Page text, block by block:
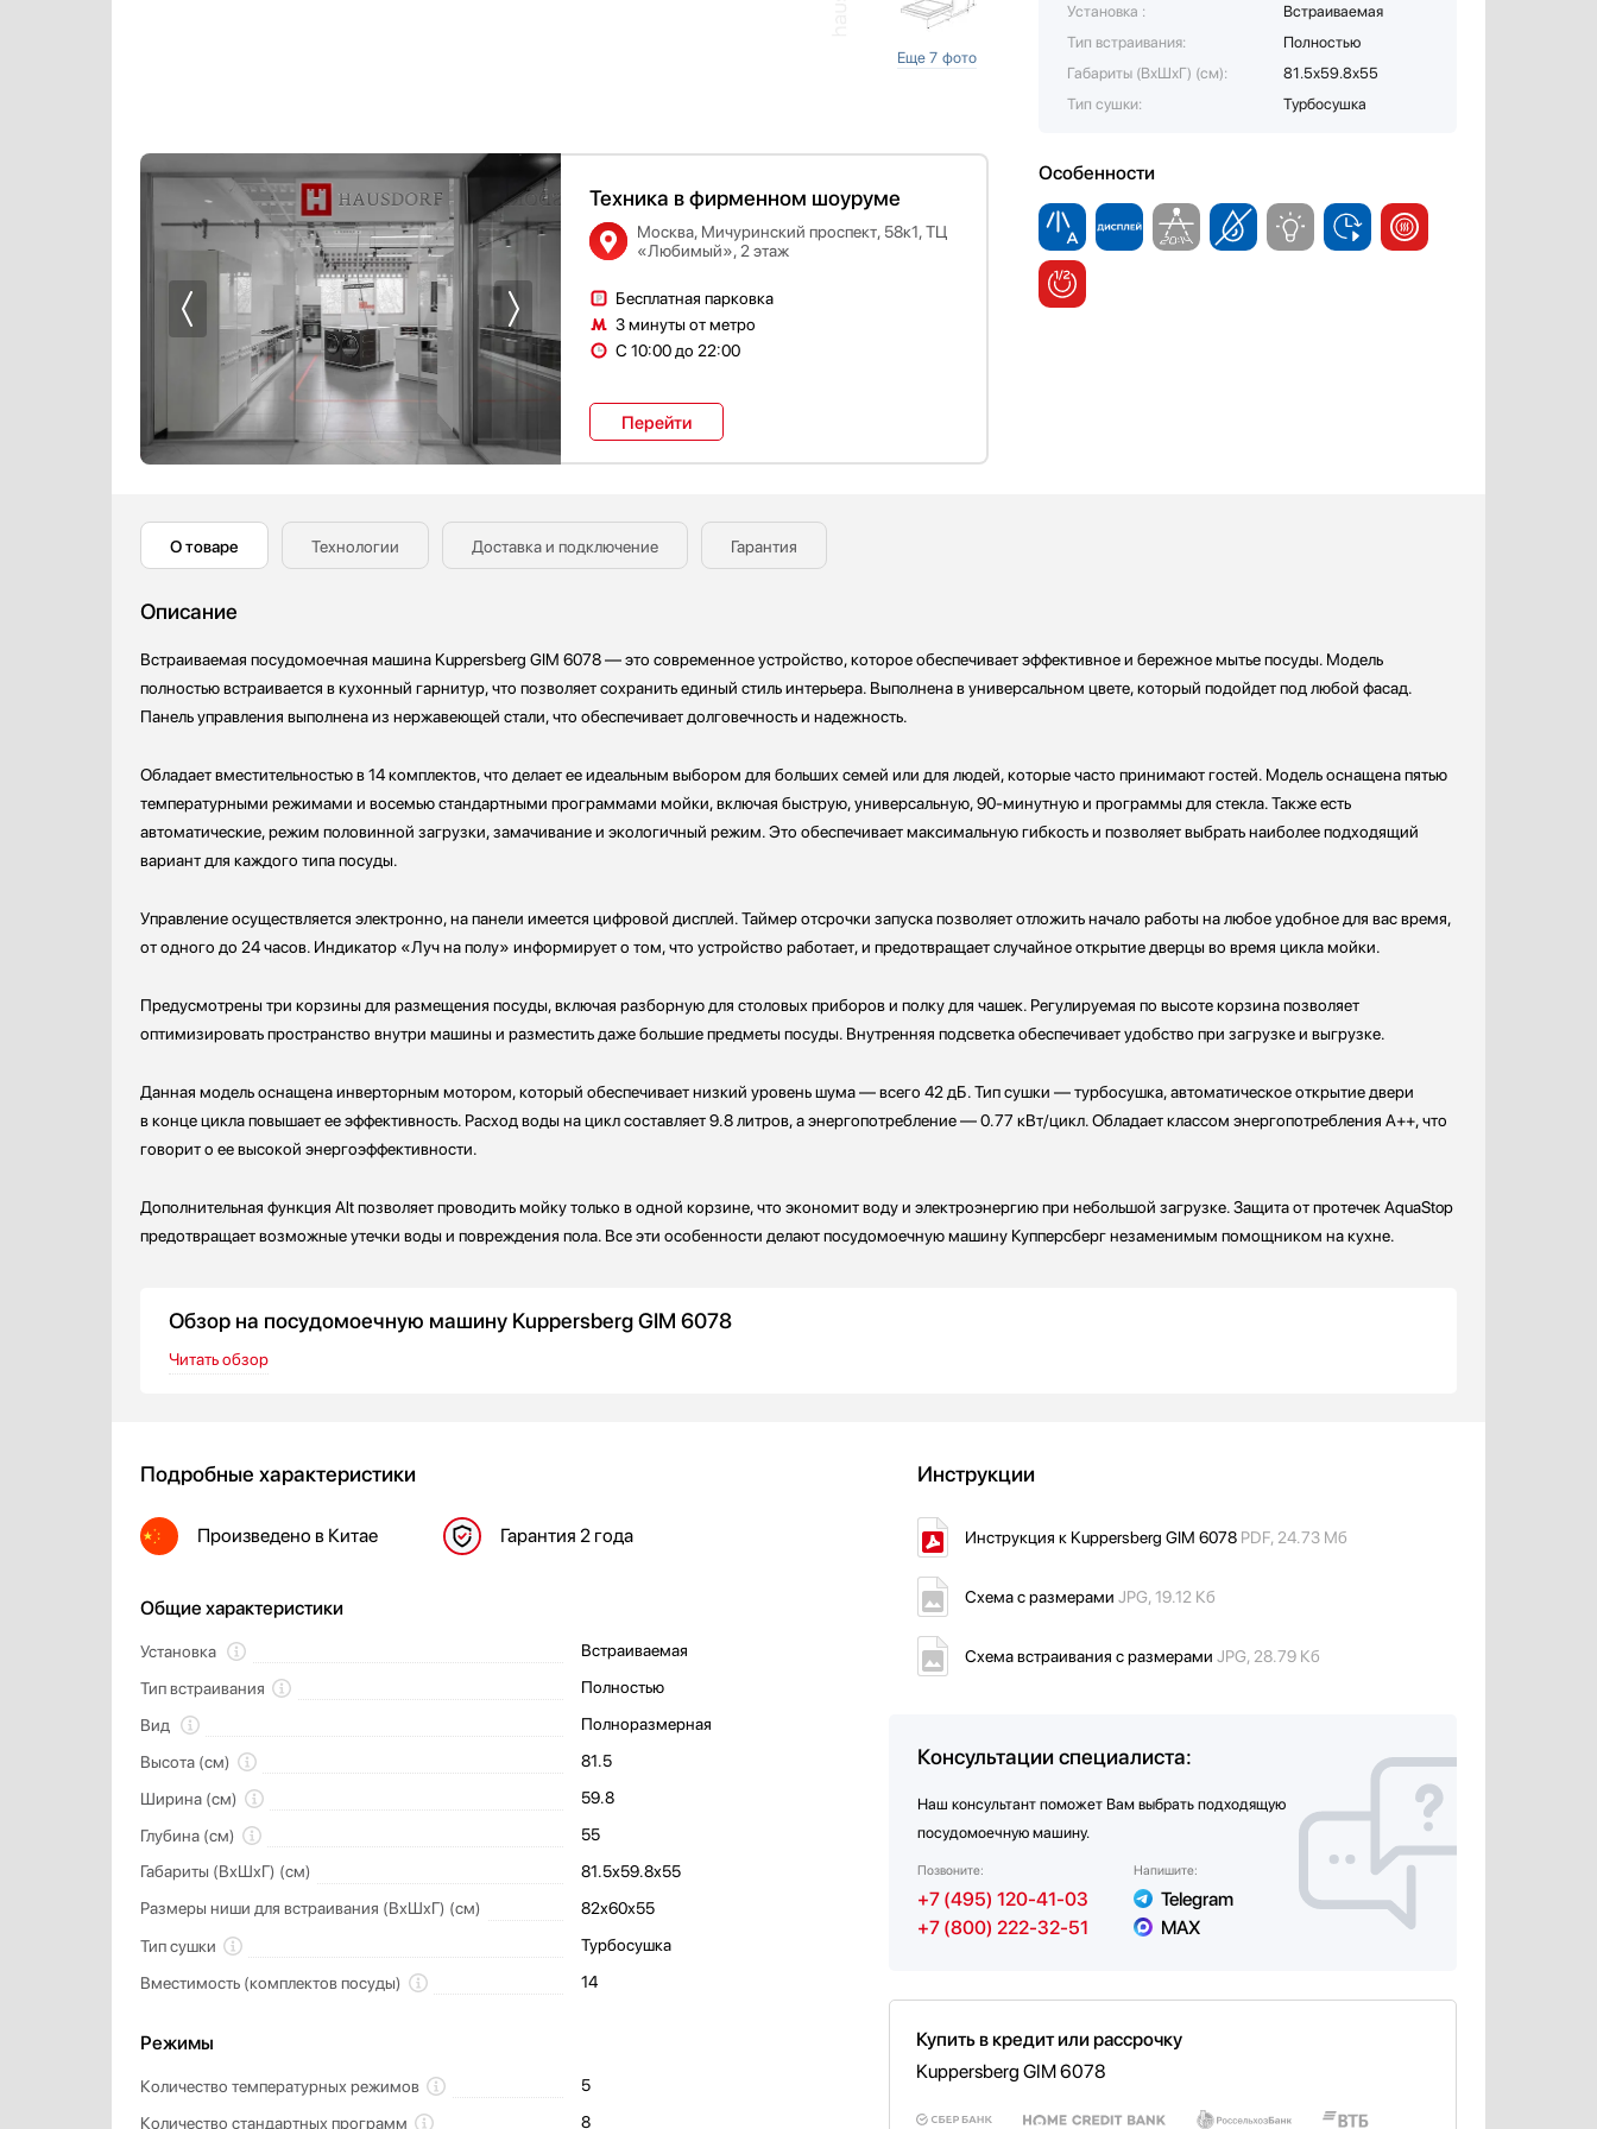
Миксеры
Мойки
Мультиварки
Наушники
Обогреватели
Очистители воздуха
Пароварки
Паровые шкафы для одежды
Парогенераторы
Подогреватели
Проф. аксессуары
Профессиональные ледогенераторы
Пылесосы
Сушильные машины
Телевизоры
Тостеры
Утюги
Фены
Холодильное оборудование
Хьюмидоры
VARD
Vestfrost
Zigmund Shtain
Еще 7 фото
Техника в фирменном шоуруме
Москва, Мичуринский проспект, 58к1, ТЦ
«Любимый», 2 этаж
Бесплатная парковка
3 минуты от метро
С 10:00 до 22:00
Перейти
Установка :
Встраиваемая
Тип встраивания:
Полностью
Габариты (ВхШхГ) (см):
81.5х59.8х55
Тип сушки:
Турбосушка
Особенности
О товаре Технологии Доставка и подключение Гарантия
Описание
Встраиваемая посудомоечная машина Kuppersberg GIM 6078 — это современное устройство, которое обеспечивает эффективное и бережное мытье посуды. Модель
полностью встраивается в кухонный гарнитур, что позволяет сохранить единый стиль интерьера. Выполнена в универсальном цвете, который подойдет под любой фасад.
Панель управления выполнена из нержавеющей стали, что обеспечивает долговечность и надежность.
Обладает вместительностью в 14 комплектов, что делает ее идеальным выбором для больших семей или для людей, которые часто принимают гостей. Модель оснащена пятью
температурными режимами и восемью стандартными программами мойки, включая быструю, универсальную, 90-минутную и программы для стекла. Также есть
автоматические, режим половинной загрузки, замачивание и экологичный режим. Это обеспечивает максимальную гибкость и позволяет выбрать наиболее подходящий
вариант для каждого типа посуды.
Управление осуществляется электронно, на панели имеется цифровой дисплей. Таймер отсрочки запуска позволяет отложить начало работы на любое удобное для вас время,
от одного до 24 часов. Индикатор «Луч на полу» информирует о том, что устройство работает, и предотвращает случайное открытие дверцы во время цикла мойки.
Предусмотрены три корзины для размещения посуды, включая разборную для столовых приборов и полку для чашек. Регулируемая по высоте корзина позволяет
оптимизировать пространство внутри машины и разместить даже большие предметы посуды. Внутренняя подсветка обеспечивает удобство при загрузке и выгрузке.
Данная модель оснащена инверторным мотором, который обеспечивает низкий уровень шума — всего 42 дБ. Тип сушки — турбосушка, автоматическое открытие двери
в конце цикла повышает ее эффективность. Расход воды на цикл составляет 9.8 литров, а энергопотребление — 0.77 кВт/цикл. Обладает классом энергопотребления A++, что
говорит о ее высокой энергоэффективности.
Дополнительная функция Alt позволяет проводить мойку только в одной корзине, что экономит воду и электроэнергию при небольшой загрузке. Защита от протечек AquaStop
предотвращает возможные утечки воды и повреждения пола. Все эти особенности делают посудомоечную машину Купперсберг незаменимым помощником на кухне.
Обзор на посудомоечную машину Kuppersberg GIM 6078
Читать обзор
Подробные характеристики
Произведено в Китае Гарантия 2 года
Общие характеристики
Установка
Встраиваемая
Тип встраивания
Полностью
Вид
Полноразмерная
Высота (см)
81.5
Ширина (см)
59.8
Глубина (см)
55
Габариты (ВхШхГ) (см)
81.5х59.8х55
Размеры ниши для встраивания (ВхШхГ) (см)
82х60х55
Тип сушки
Турбосушка
Вместимость (комплектов посуды)
14
Режимы
Количество температурных режимов
5
Количество стандартных программ
8
Инструкции
Инструкция к Kuppersberg GIM 6078 PDF, 24.73 Мб
Схема с размерамиJPG, 19.12 Кб
Схема встраивания с размерамиJPG, 28.79 Кб
Консультации специалиста:
Наш консультант поможет Вам выбрать подходящую
посудомоечную машину.
Позвоните:
+7 (495) 120-41-03
+7 (800) 222-32-51
Напишите:
Telegram
MAX
Купить в кредит или рассрочку
Kuppersberg GIM 6078